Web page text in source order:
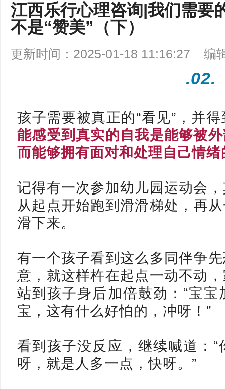
江西乐行心理咨询|我们需要
不是“赞美”（下）
更新时间：2025-01-18 11:16:27 编
.02.
孩子需要被真正的“看见”，并
能感受到真实的自我是能够被
而能够拥有面对和处理自己情
记得有一次参加幼儿园运动会，
从起点开始跑到滑滑梯处， 再
滑下来。
有一个孩子看到这么多同伴争
意，就这样杵在起点一动不动，
站到孩子身后加倍鼓劲： “宝
宝，这有什么好怕的，冲呀！ ”
看到孩子没反应，继续喊道：
呀，就是人多一点，快呀。 ”